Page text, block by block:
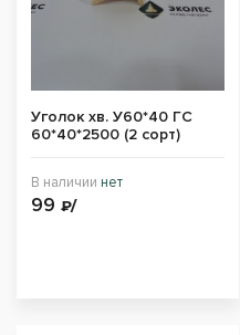
Уголок хв. У60*40 ГС
60*40*2500 (2 сорт)
В наличии нет
99 ₽/